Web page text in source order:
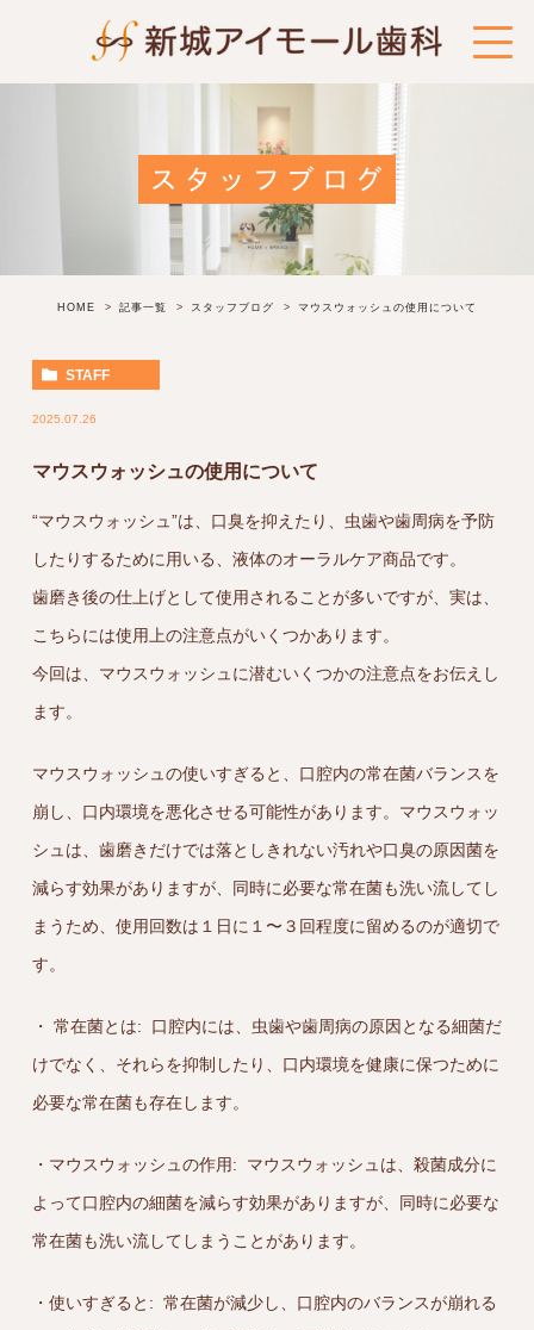
スタッフブログ
HOME 記事一覧 スタッフブログ マウスウォッシュの使用について
STAFF
2025.07.26
マウスウォッシュの使用について
“マウスウォッシュ”は、口臭を抑えたり、虫歯や歯周病を予防
したりするために用いる、液体のオーラルケア商品です。
歯磨き後の仕上げとして使用されることが多いですが、実は、
こちらには使用上の注意点がいくつかあります。
今回は、マウスウォッシュに潜むいくつかの注意点をお伝えし
ます。
マウスウォッシュの使いすぎると、口腔内の常在菌バランスを
崩し、口内環境を悪化させる可能性があります。マウスウォッ
シュは、歯磨きだけでは落としきれない汚れや口臭の原因菌を
減らす効果がありますが、同時に必要な常在菌も洗い流してし
まうため、使用回数は１日に１〜３回程度に留めるのが適切で
す。
・ 常在菌とは: 口腔内には、虫歯や歯周病の原因となる細菌だ
けでなく、それらを抑制したり、口内環境を健康に保つために
必要な常在菌も存在します。
・マウスウォッシュの作用: マウスウォッシュは、殺菌成分に
よって口腔内の細菌を減らす効果がありますが、同時に必要な
常在菌も洗い流してしまうことがあります。
・使いすぎると: 常在菌が減少し、口腔内のバランスが崩れる